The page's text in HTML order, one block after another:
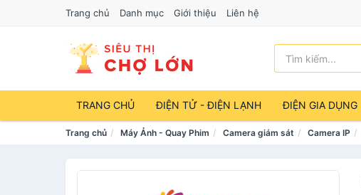
Trang chủ Danh mục Giới thiệu Liên hệ
TRANG CHỦ ĐIỆN TỬ - ĐIỆN LẠNH ĐIỆN GIA DỤNG
Trang chủ Máy Ảnh - Quay Phim Camera giám sát Camera IP